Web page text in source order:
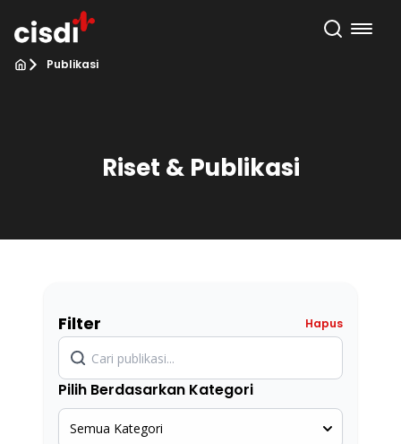
Publikasi
Riset & Publikasi
Filter Hapus
Pilih Berdasarkan Kategori
Semua Kategori